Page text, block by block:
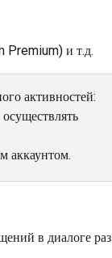
Premium) и т.д.
активностей:
аккаунтом.
в диалоге раз